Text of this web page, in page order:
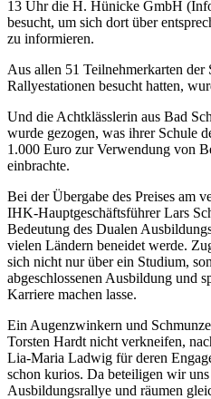
13 Uhr die H. Hünicke GmbH
besucht, um sich dort über
zu informieren.
Aus allen 51 Teilnehmerkarten der
Rallyestationen besucht hatten,
Und die Achtklässlerin aus Bad
wurde gezogen, was ihrer Schule
1.000 Euro zur Verwendung von
einbrachte.
Bei der Übergabe des Preises am
IHK-Hauptgeschäftsführer Lars
Bedeutung des Dualen
vielen Ländern beneidet werde.
sich nicht nur über ein Studium,
abgeschlossenen Ausbildung und
Karriere machen lasse.
Ein Augenzwinkern und
Torsten Hardt nicht verkneifen,
Lia-Maria Ladwig für deren
schon kurios. Da beteiligen wir
Ausbildungsrallye und räumen